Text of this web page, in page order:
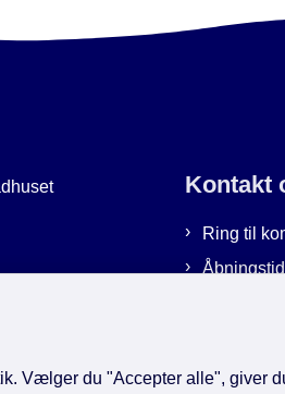
Kontakt
Ring til
Vælger du "Accepter alle", giver